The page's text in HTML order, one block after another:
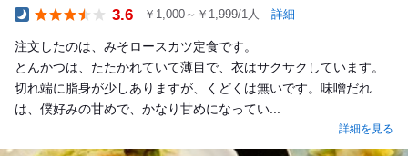
3.6 ￥1,000～￥1,999/1人 詳細
注文したのは、みそロースカツ定食です。
とんかつは、たたかれていて薄目で、衣はサクサクしています。
切れ端に脂身が少しありますが、くどくは無いです。味噌だれ
は、僕好みの甘めで、かなり甘めになってい...
詳細を見る